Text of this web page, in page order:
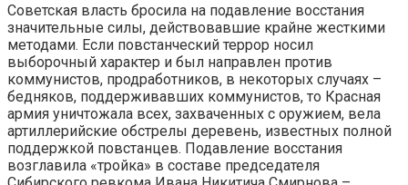
Советская власть бросила на подавление восстания
значительные силы, действовавшие крайне жесткими
методами. Если повстанческий террор носил
выборочный характер и был направлен против
коммунистов, продработников, в некоторых случаях –
бедняков, поддерживавших коммунистов, то Красная
армия уничтожала всех, захваченных с оружием, вела
артиллерийские обстрелы деревень, известных полной
поддержкой повстанцев. Подавление восстания
возглавила «тройка» в составе председателя